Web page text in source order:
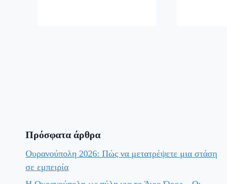
Πρόσφατα άρθρα
Ουρανούπολη 2026: Πώς να μετατρέψετε μια στάση
σε εμπειρία